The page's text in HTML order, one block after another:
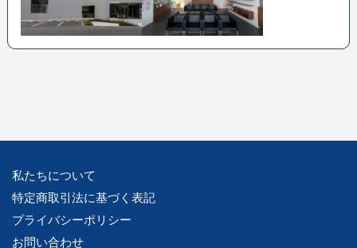
私たちについて
特定商取引法に基づく表記
プライバシーポリシー
お問い合わせ